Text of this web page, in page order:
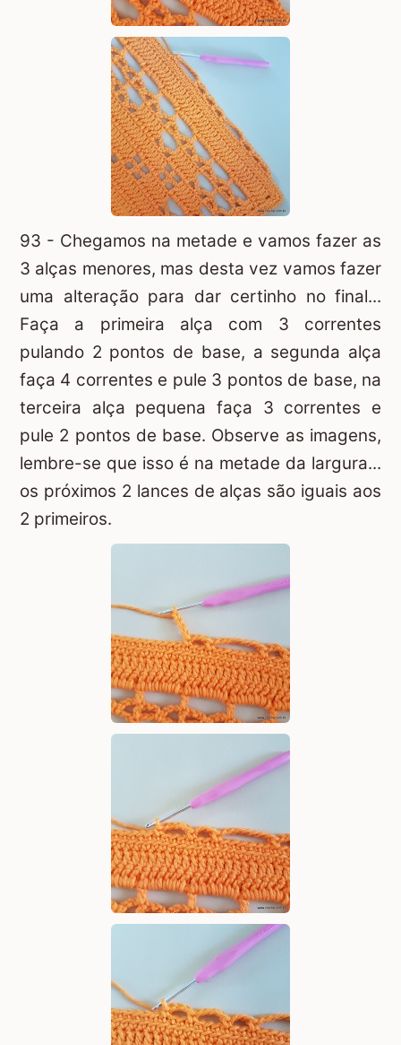
93 - Chegamos na metade e vamos fazer as
3 alças menores, mas desta vez vamos fazer
uma alteração para dar certinho no final...
Faça a primeira alça com 3 correntes
pulando 2 pontos de base, a segunda alça
faça 4 correntes e pule 3 pontos de base, na
terceira alça pequena faça 3 correntes e
pule 2 pontos de base. Observe as imagens,
lembre-se que isso é na metade da largura...
os próximos 2 lances de alças são iguais aos
2 primeiros.